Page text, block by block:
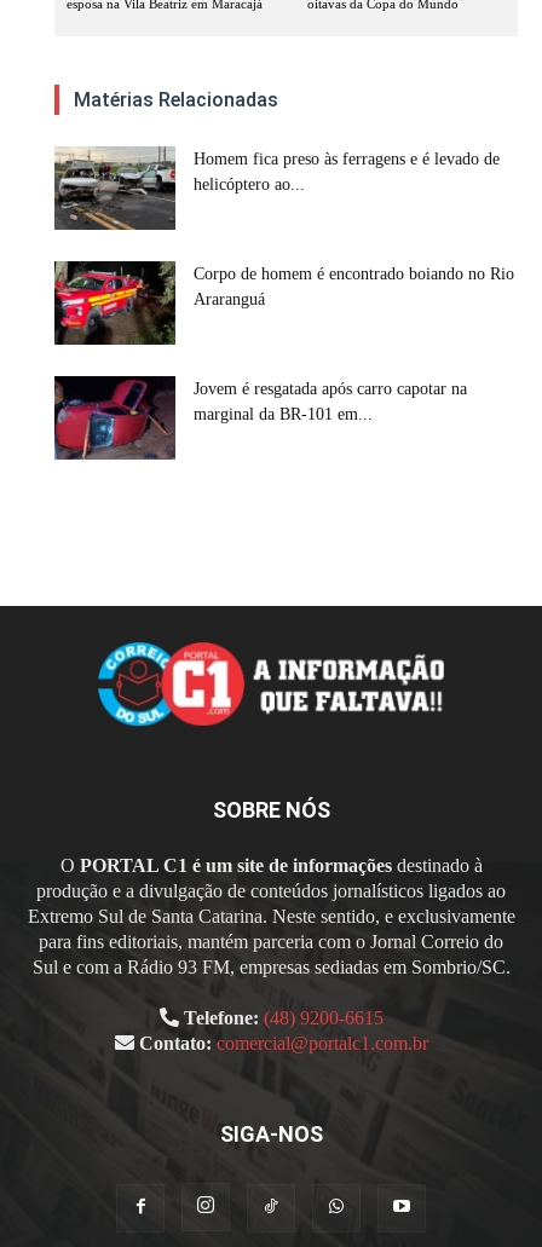
esposa na Vila Beatriz em Maracajá
oitavas da Copa do Mundo
Matérias Relacionadas
Homem fica preso às ferragens e é levado de
helicóptero ao...
Corpo de homem é encontrado boiando no Rio
Araranguá
Jovem é resgatada após carro capotar na
marginal da BR-101 em...
SOBRE NÓS
O PORTAL C1 é um site de informaçõesdestinado à
produção e a divulgação de conteúdos jornalísticos ligados ao
Extremo Sul de Santa Catarina. Neste sentido, e exclusivamente
para fins editoriais, mantém parceria com o Jornal Correio do
Sul e com a Rádio 93 FM, empresas sediadas em Sombrio/SC.
Telefone: (48) 9200-6615
Contato: comercial@portalc1.com.br
SIGA-NOS